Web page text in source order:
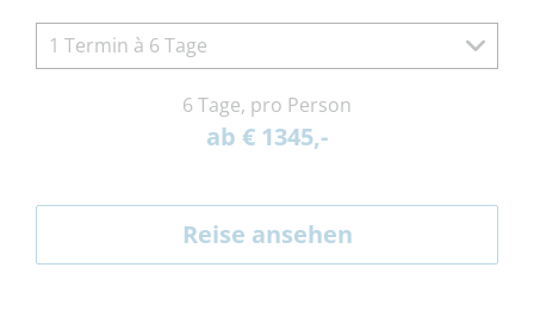
1 Termin à 6 Tage
6 Tage, pro Person
ab € 1345,-
Reise ansehen